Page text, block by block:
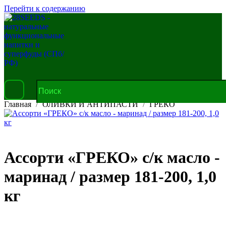
Перейти к содержанию
Главная ОЛИВКИ И АНТИПАСТИ ГРЕКО
Ассорти «ГРЕКО» с/к масло -
маринад / размер 181-200, 1,0
кг